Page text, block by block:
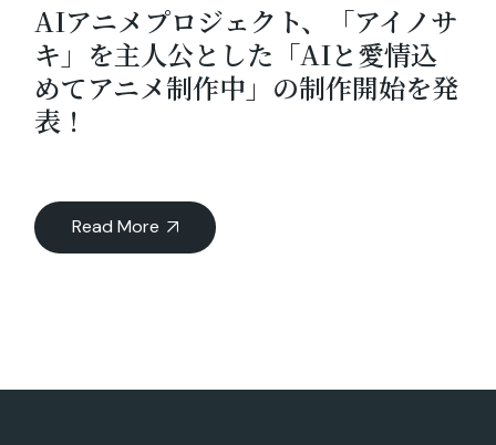
AIアニメプロジェクト、「アイノサ
キ」を主人公とした「AIと愛情込
めてアニメ制作中」の制作開始を発
表！
Read More